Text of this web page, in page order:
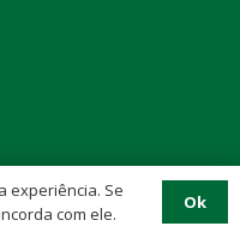
experiência. Se
com ele.
Ok